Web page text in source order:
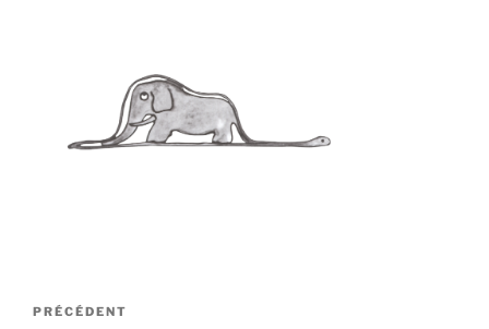
Navigation
Article
PRÉCÉDENT